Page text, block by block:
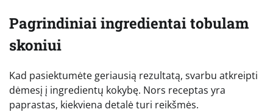
Pagrindiniai ingredientai tobulam
skoniui
Kad pasiektumėte geriausią rezultatą, svarbu atkreipti
dėmesį į ingredientų kokybę. Nors receptas yra
paprastas, kiekviena detalė turi reikšmės.